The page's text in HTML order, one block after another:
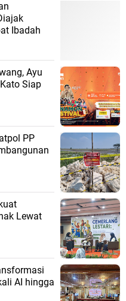
Ibadah
Ayu
Siap
PP
Lewat
AI hingga